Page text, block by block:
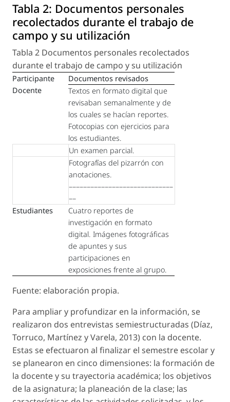
Tabla 2: Documentos personales
recolectados durante el trabajo de
campo y su utilización
Tabla 2 Documentos personales recolectados
durante el trabajo de campo y su utilización
Participante
Docente
Documentos revisados
Textos en formato digital que
revisaban semanalmente y de
los cuales se hacían reportes.
Fotocopias con ejercicios para
los estudiantes.
Un examen parcial.
Fotografías del pizarrón con
anotaciones.
–––––––––––––––––––––––––––––
––
Estudiantes
Cuatro reportes de
investigación en formato
digital. Imágenes fotográficas
de apuntes y sus
participaciones en
exposiciones frente al grupo.
Fuente: elaboración propia.
Para ampliar y profundizar en la información, se
realizaron dos entrevistas semiestructuradas (Díaz,
Torruco, Martínez y Varela, 2013) con la docente.
Estas se efectuaron al finalizar el semestre escolar y
se planearon en cinco dimensiones: la formación de
la docente y su trayectoria académica; los objetivos
de la asignatura; la planeación de la clase; las